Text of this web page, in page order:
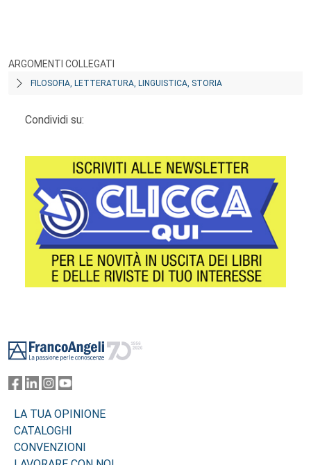
ARGOMENTI COLLEGATI
FILOSOFIA, LETTERATURA, LINGUISTICA, STORIA
Condividi su:
LA TUA OPINIONE
CATALOGHI
CONVENZIONI